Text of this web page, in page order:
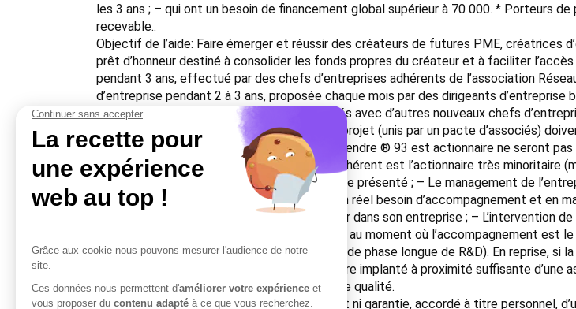
les 3 ans ; – qui ont un besoin de financement global supérieur à 70 000. * Porteurs
recevable..
Objectif de l’aide: Faire émerger et réussir des créateurs de futures PME, créatrices
prêt d’honneur destiné à consolider les fonds propres du créateur et à faciliter
pendant 3 ans, effectué par des chefs d’entreprises adhérents de l’association
d’entreprise pendant 2 à 3 ans, proposée chaque mois par des dirigeants d’entreprise
d’échanger sur ses réussites et ses difficultés avec d’autres nouveaux chefs
Conditions de l’aide: – Le ou les porteurs de projet (unis par un pacte d’associés)
dans lesquels un adhérent du Réseau Entreprendre ® 93 est actionnaire ne seront
conseil d’administration. Cependant, si cet adhérent est l’actionnaire très minoritaire
du projet, le projet pourra éventuellement être présenté ; – Le management de
de projet ; – Le porteur de projet doit avoir un réel besoin d’accompagnement et en
de Réseau Entreprendre ® 93 et les appliquer dans son entreprise ; – L’intervention
démarrage effectif de la nouvelle entreprise, au moment où l’accompagnement est
démarrage de l’activité (délai rallongé en cas de phase longue de R&D). En reprise, si
de la reprise ; – Le porteur de projet devra être implanté à proximité suffisante
un accompagnement individuel et collectif de qualité.
Montant de l’aide: Prêt d’honneur sans intérêt ni garantie, accordé à titre personnel,